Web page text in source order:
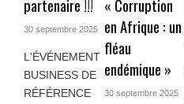
partenaire !!!
30 septembre 2025
L'ÉVÉNEMENT
BUSINESS DE
RÉFÉRENCE
« Corruption
en Afrique : un
fléau
endémique »
30 septembre 2025